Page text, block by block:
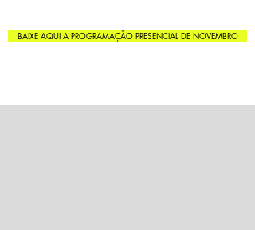
BAIXE AQUI A PROGRAMAÇÃO PRESENCIAL DE NOVEMBRO